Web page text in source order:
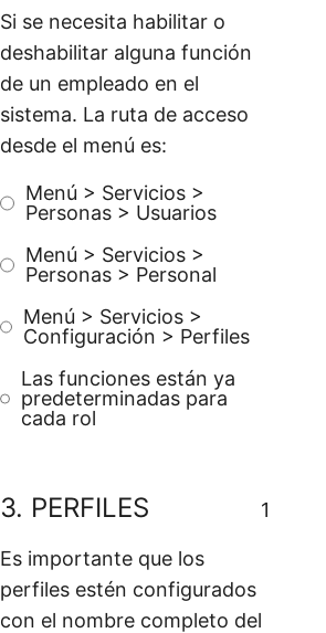
Si se necesita habilitar o
deshabilitar alguna función
de un empleado en el
sistema. La ruta de acceso
desde el menú es:
Menú > Servicios >
Personas > Usuarios
Menú > Servicios >
Personas > Personal
Menú > Servicios >
Configuración > Perfiles
Las funciones están ya
predeterminadas para
cada rol
3. PERFILES 1
Es importante que los
perfiles estén configurados
con el nombre completo del